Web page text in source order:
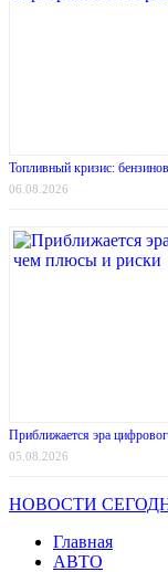
Топливный кризис:
06.08.2026
Приближается эра
05.08.2026
НОВОСТИ
Главная
АВТО